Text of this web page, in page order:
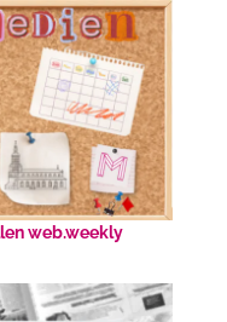
web.weekly